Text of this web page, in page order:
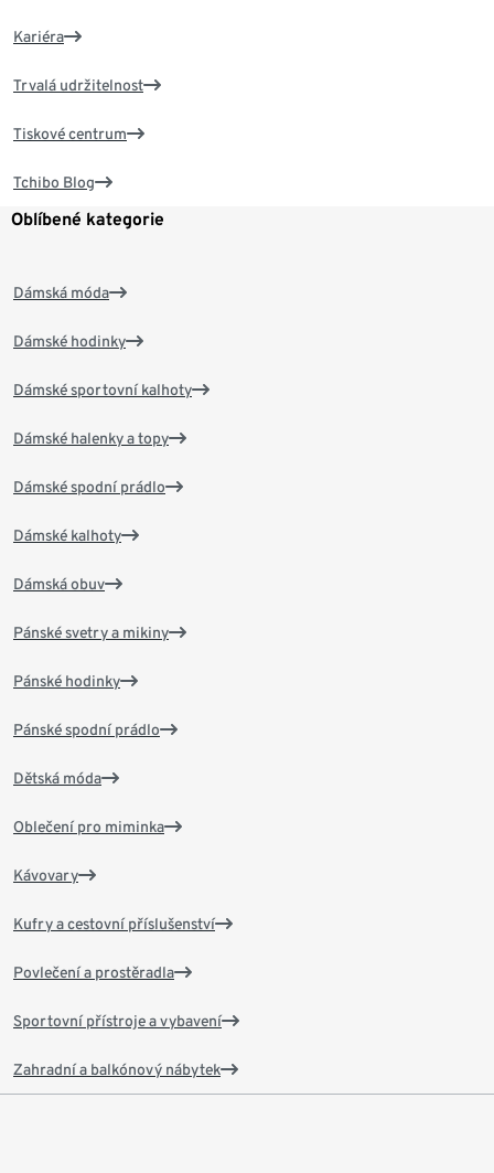
Kariéra
Trvalá udržitelnost
Tiskové centrum
Tchibo Blog
Oblíbené kategorie
Dámská móda
Dámské hodinky
Dámské sportovní kalhoty
Dámské halenky a topy
Dámské spodní prádlo
Dámské kalhoty
Dámská obuv
Pánské svetry a mikiny
Pánské hodinky
Pánské spodní prádlo
Dětská móda
Oblečení pro miminka
Kávovary
Kufry a cestovní příslušenství
Povlečení a prostěradla
Sportovní přístroje a vybavení
Zahradní a balkónový nábytek